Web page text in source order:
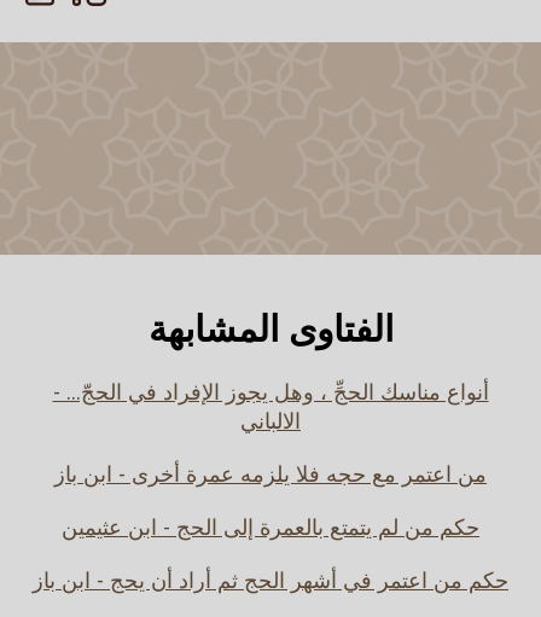
الفتاوى المشابهة
أنواع مناسك الحجِّ ، وهل يجوز الإفراد في الحجّ... -
الالباني
من اعتمر مع حجه فلا يلزمه عمرة أخرى - ابن باز
حكم من لم يتمتع بالعمرة إلى الحج - ابن عثيمين
حكم من اعتمر في أشهر الحج ثم أراد أن يحج - ابن باز